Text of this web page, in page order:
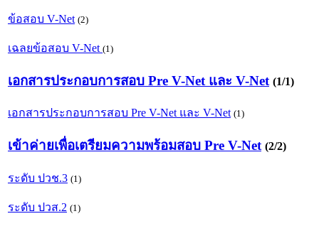
ข้อสอบ V-Net (2)
เฉลยข้อสอบ V-Net (1)
เอกสารประกอบการสอบ Pre V-Net และ V-Net (1/1)
เอกสารประกอบการสอบ Pre V-Net และ V-Net (1)
เข้าค่ายเพื่อเตรียมความพร้อมสอบ Pre V-Net (2/2)
ระดับ ปวช.3 (1)
ระดับ ปวส.2 (1)